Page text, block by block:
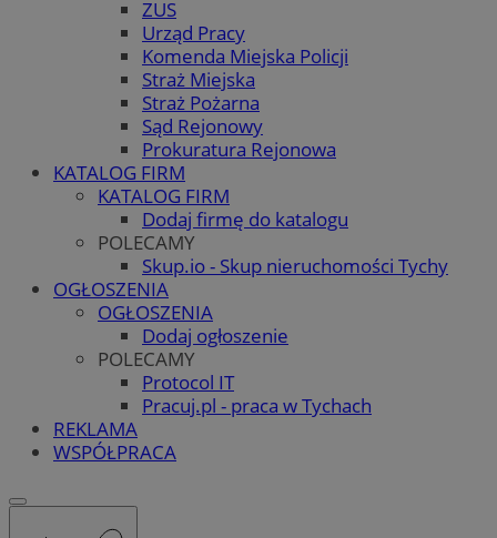
ZUS
Urząd Pracy
Komenda Miejska Policji
Straż Miejska
Straż Pożarna
Sąd Rejonowy
Prokuratura Rejonowa
KATALOG FIRM
KATALOG FIRM
Dodaj firmę do katalogu
POLECAMY
Skup.io - Skup nieruchomości Tychy
OGŁOSZENIA
OGŁOSZENIA
Dodaj ogłoszenie
POLECAMY
Protocol IT
Pracuj.pl - praca w Tychach
REKLAMA
WSPÓŁPRACA